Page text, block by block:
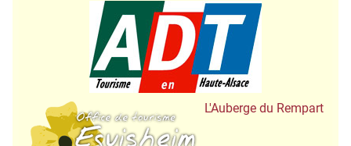
Tourisme en
Office de Tourisme
L'Auberge du Rempart